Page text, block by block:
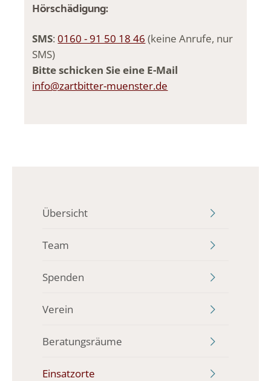
Hörschädigung:
SMS:0160 - 91 50 18 46 (keine Anrufe, nur
SMS)
Bitte schicken Sie eine E-Mail
info@zartbitter-muenster.de
Übersicht
Team
Spenden
Verein
Beratungsräume
Einsatzorte